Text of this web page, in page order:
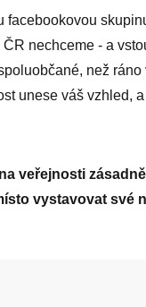
facebookovou
nechceme - a
než ráno
unese váš vzhled,
veřejnosti
vystavovat své